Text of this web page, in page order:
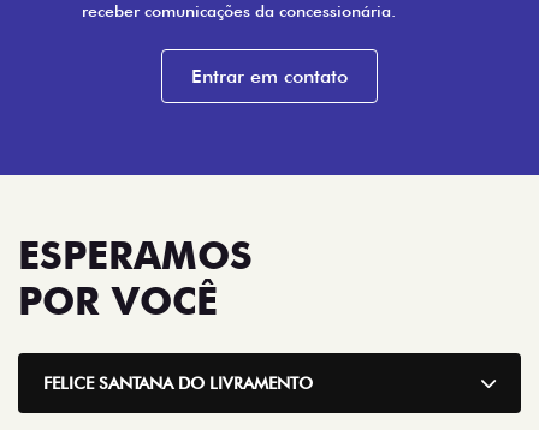
receber comunicações da concessionária.
Entrar em contato
ESPERAMOS
POR VOCÊ
FELICE SANTANA DO LIVRAMENTO